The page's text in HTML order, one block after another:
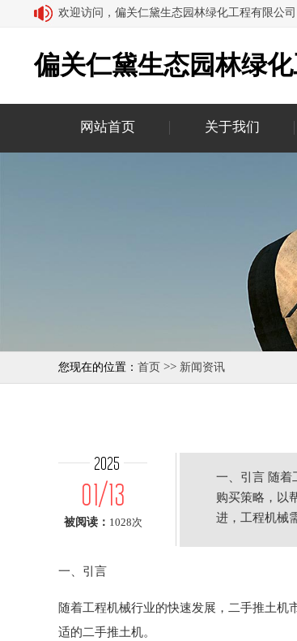
欢迎访问，偏关仁黛生态园林绿化工程有限公司
偏关仁黛生态园林绿
网站首页 关于我们
您现在的位置： 首页 >> 新闻资讯
2025
01/13
被阅读： 1028次
一、引言 随着
购买策略，以
进，工程机械
一、引言
随着工程机械行业的快速发展，二手推土
适的二手推土机。